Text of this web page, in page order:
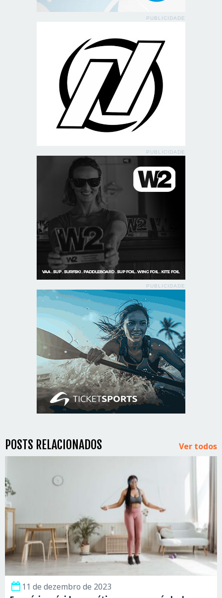
PUBLICIDADE
PUBLICIDADE
PUBLICIDADE
POSTS RELACIONADOS Ver todos
11 de dezembro de 2023